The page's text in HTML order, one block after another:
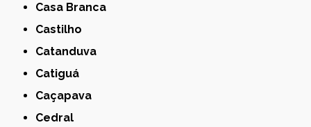
Casa Branca
Castilho
Catanduva
Catiguá
Caçapava
Cedral